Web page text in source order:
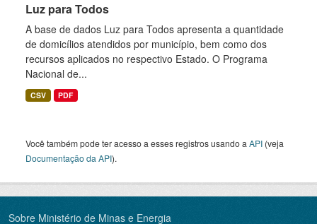
Luz para Todos
A base de dados Luz para Todos apresenta a quantidade
de domicílios atendidos por município, bem como dos
recursos aplicados no respectivo Estado. O Programa
Nacional de...
CSV PDF
Você também pode ter acesso a esses registros usando a API (veja
Documentação da API).
Sobre Ministério de Minas e Energia